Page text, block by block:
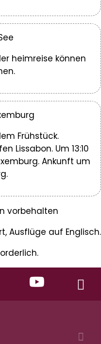
heimreise können
Frühstück.
Lissabon. Um 13:10
Ankunft um
vorbehalten
Ausflüge auf Englisch.